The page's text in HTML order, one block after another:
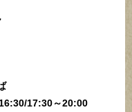
17:30～20:00